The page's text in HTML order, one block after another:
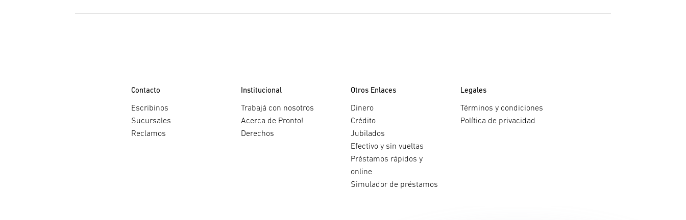
Contacto
Escribinos
Sucursales
Reclamos
Institucional
Trabajá con nosotros
Acerca de Pronto!
Derechos
Otros Enlaces
Dinero
Crédito
Jubilados
Efectivo y sin vueltas
Préstamos rápidos y
online
Simulador de préstamos
Legales
Términos y condiciones
Política de privacidad